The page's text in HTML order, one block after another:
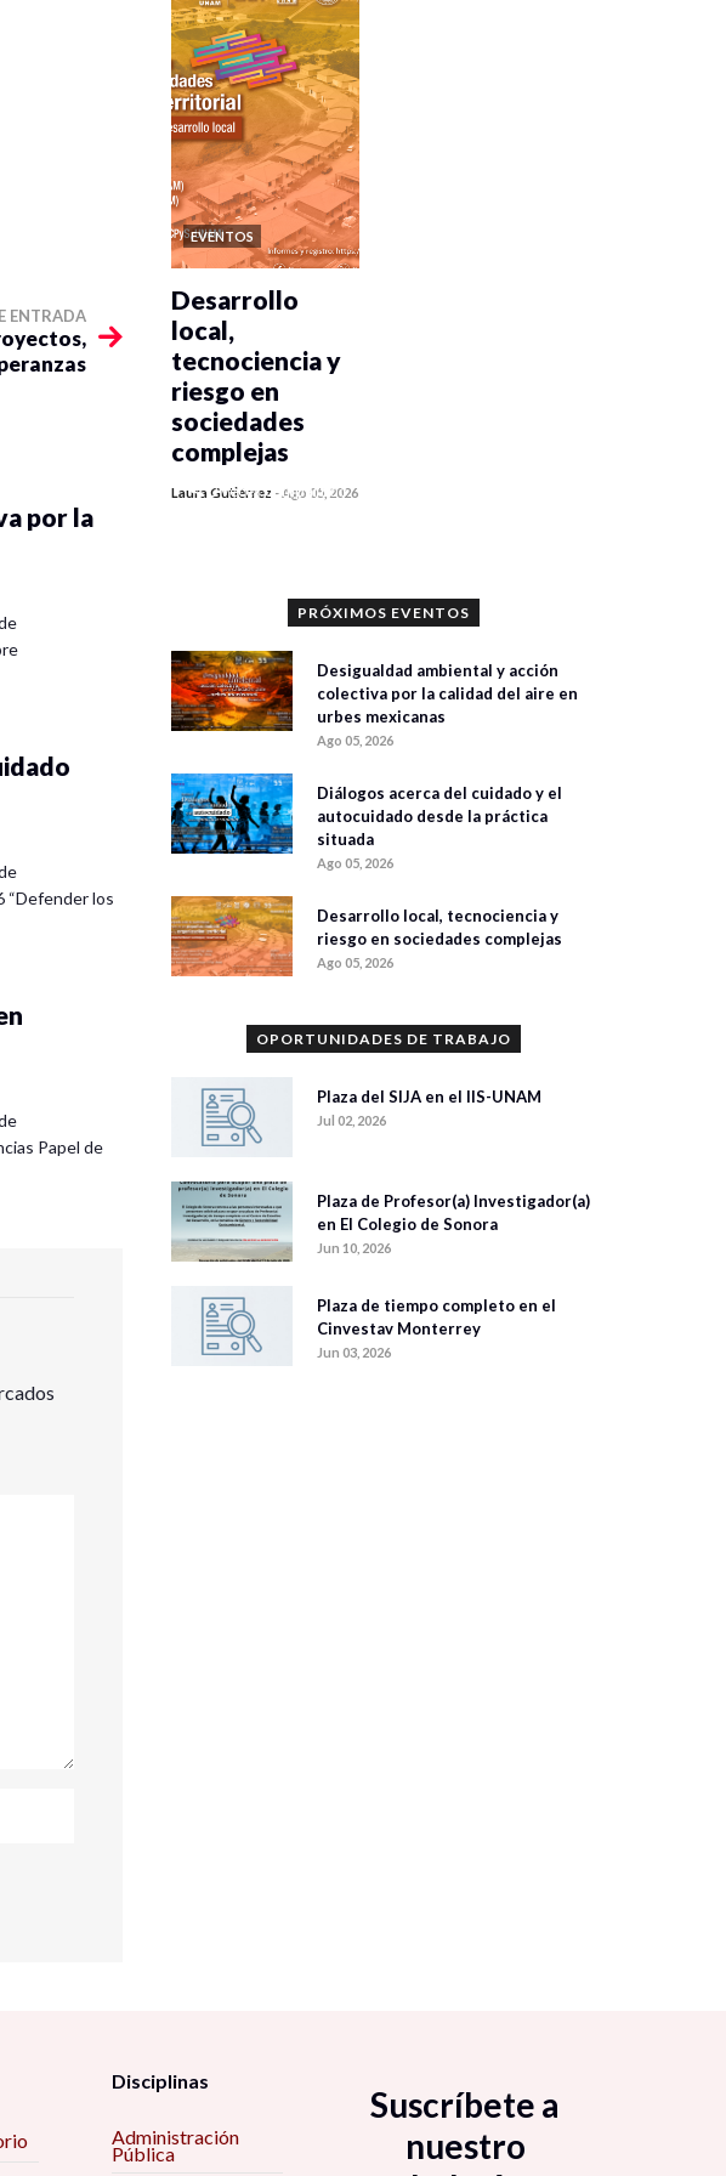
ENTRADA
por la
“Defender los
Papel de
EVENTOS
0 veces compartido
Desarrollo
local,
tecnociencia y
riesgo en
sociedades
complejas
Laura Gutiérrez -Ago 05, 2026
PRÓXIMOS EVENTOS
Desigualdad ambiental y acción
colectiva por la calidad del aire en
urbes mexicanas
Ago 05, 2026
Diálogos acerca del cuidado y el
autocuidado desde la práctica
situada
Ago 05, 2026
Desarrollo local, tecnociencia y
riesgo en sociedades complejas
Ago 05, 2026
OPORTUNIDADES DE TRABAJO
Plaza del SIJA en el IIS-UNAM
Jul 02, 2026
Plaza de Profesor(a) Investigador(a)
en El Colegio de Sonora
Jun 10, 2026
Plaza de tiempo completo en el
Cinvestav Monterrey
Jun 03, 2026
Disciplinas
Administración
Pública
Suscríbete a
nuestro